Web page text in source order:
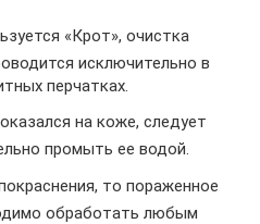
«Крот», очистка
исключительно в
перчатках.
на коже, следует
промыть ее водой.
то пораженное
обработать любым